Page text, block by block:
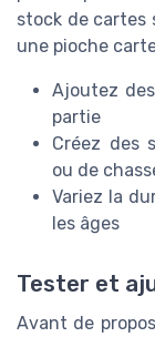
stock de cartes
une pioche
Ajoutez
partie
Créez des
ou de
Variez la
les âges
Tester et
Avant de